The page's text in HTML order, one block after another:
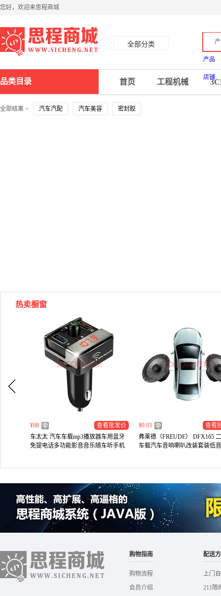
您好，欢迎来思程商城
全部分类
产品
店铺
品类目录 首页 工程机械
全部结果 > 汽车汽配 汽车美容 密封胶
热卖橱窗
¥88
查看批发价
车太太 汽车车载mp3播放器车用蓝牙
免提电话多功能影音音乐随车听手机
¥0.03
查看
弗莱德（FREUDE） DFX165
车载汽车音响喇叭改装套装低
购物指南
购物流程
会员介绍
配送
上门
211限